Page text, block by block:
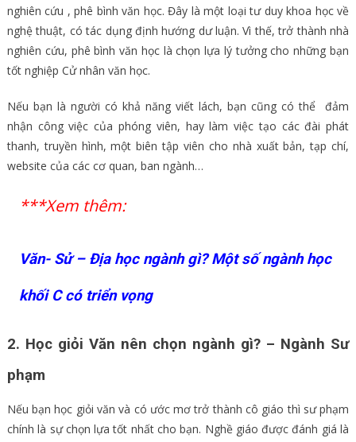
nghiên cứu , phê bình văn học. Đây là một loại tư duy khoa học về
nghệ thuật, có tác dụng định hướng dư luận. Vì thế, trở thành nhà
nghiên cứu, phê bình văn học là chọn lựa lý tưởng cho những bạn
tốt nghiệp Cử nhân văn học.
Nếu bạn là người có khả năng viết lách, bạn cũng có thể đảm
nhận công việc của phóng viên, hay làm việc tạo các đài phát
thanh, truyền hình, một biên tập viên cho nhà xuất bản, tạp chí,
website của các cơ quan, ban ngành…
***Xem thêm:
Văn- Sử – Địa học ngành gì? Một số ngành học
khối C có triển vọng
2. Học giỏi Văn nên chọn ngành gì? – Ngành Sư
phạm
Nếu bạn học giỏi văn và có ước mơ trở thành cô giáo thì sư phạm
chính là sự chọn lựa tốt nhất cho bạn. Nghề giáo được đánh giá là